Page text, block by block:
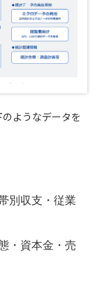
ようなデータを
別収支 ・従業
・資本金・売